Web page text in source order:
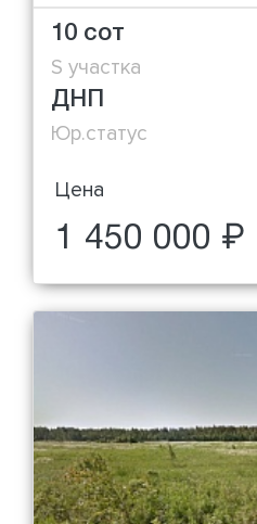
10 сот
S участка
ДНП
Юр.статус
Цена
1 450 000 ₽